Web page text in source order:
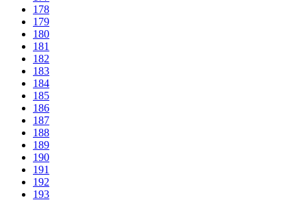
178
179
180
181
182
183
184
185
186
187
188
189
190
191
192
193